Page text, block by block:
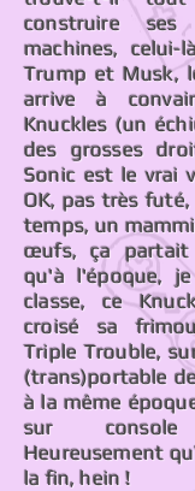
construire
machines,
Trump et Musk,
arrive à
Knuckles (un
des grosses
Sonic est le vrai
OK, pas très
temps, un
œufs, ça partait
qu'à l'époque,
classe, ce
croisé sa
Triple Trouble,
(trans)portable
à la même
sur
Heureusement
la fin, hein !